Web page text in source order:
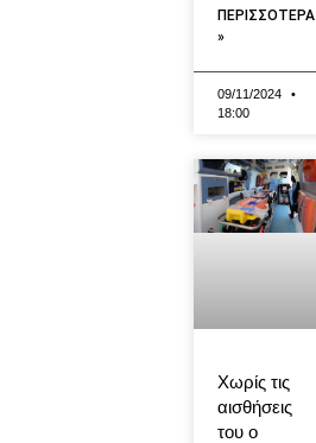
ΠΕΡΙΣΣΟΤΕΡΑ
»
09/11/2024
18:00
Χωρίς τις
αισθήσεις
του ο